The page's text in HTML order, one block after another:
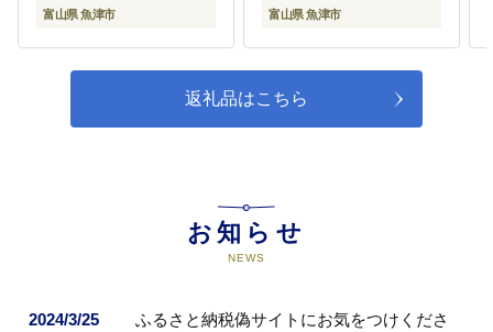
富山県 魚津市
送不可
富山県 魚津市
返礼品はこちら
お知らせ
NEWS
2024/3/25
ふるさと納税偽サイトにお気をつけくださ